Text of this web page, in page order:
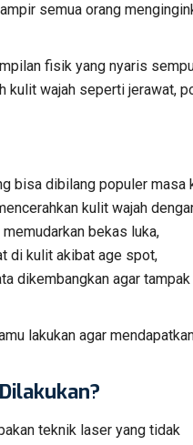
semua orang
fisik yang nyaris
kulit wajah seperti jerawat,
bisa dibilang populer masa
kulit wajah
bekas luka,
di kulit akibat age spot,
dikembangkan agar
lakukan agar
teknik laser yang tidak